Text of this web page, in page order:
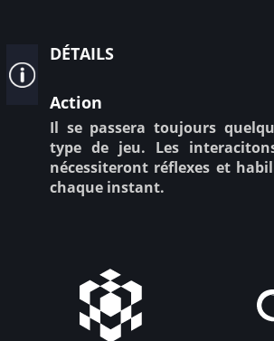
détails
Action
Il se passera toujours
type de jeu. Les
nécessiteront réflexes et
chaque instant.